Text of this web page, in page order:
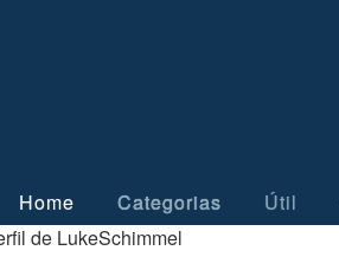
Home Categorias Útil
de LukeSchimmel